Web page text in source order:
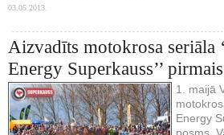
03.05.2013.
Aizvadīts motokrosa seriāla
Energy Superkauss’’
1. maijā
Energy
posms.